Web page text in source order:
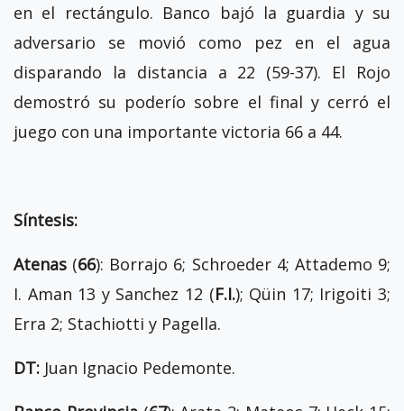
en el rectángulo. Banco bajó la guardia y su
adversario se movió como pez en el agua
disparando la distancia a 22 (59-37). El Rojo
demostró su poderío sobre el final y cerró el
juego con una importante victoria 66 a 44.
Síntesis:
Atenas (66): Borrajo 6; Schroeder 4; Attademo 9;
I. Aman 13 y Sanchez 12 (F.I.); Qüin 17; Irigoiti 3;
Erra 2; Stachiotti y Pagella.
DT: Juan Ignacio Pedemonte.